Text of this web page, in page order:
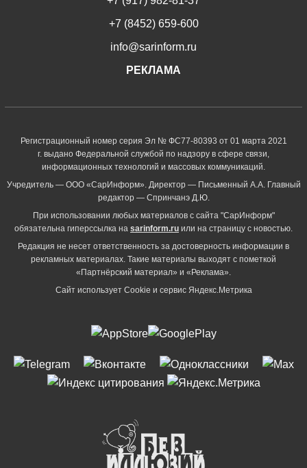
+7 (8452) 659-600
info@sarinform.ru
РЕКЛАМА
Регистрационный номер серия Эл № ФС77-80393 от 01 марта 2021
г. выдано Федеральной службой по надзору в сфере связи,
информационных технологий и массовых коммуникаций.
Учредитель — ООО «СарИнформ». Директор — Письменный А.А. Главный
редактор — Спринчанэ Д.Ю.
При использовании любых материалов с сайта "СарИнформ"
обязательна гиперссылка на sarinform.ru или на страницу с новостью.
Редакция не несет ответственность за достоверность информации в
рекламных материалах. Такие материалы выходят с пометкой
«Партнёрский материал» и «Реклама».
Сайт использует Cookie и сервиc Яндекс.Метрика